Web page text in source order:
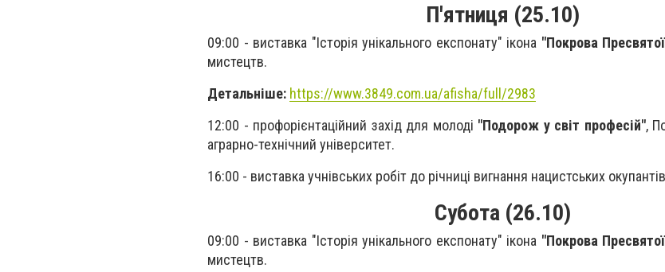
П'ятниця (25.10)
09:00 - виставка "Історія унікального експонату" ікона "Покрова
мистецтв.
Детальніше: https://www.3849.com.ua/afisha/full/2983
12:00 - профорієнтаційний захід для молоді "Подорож у світ професій",
аграрно-технічний університет.
16:00 - виставка учнівських робіт до річниці вигнання нацистських окупантів
Субота (26.10)
09:00 - виставка "Історія унікального експонату" ікона "Покрова
мистецтв.